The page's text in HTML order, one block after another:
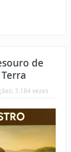
de
7.184 vezes